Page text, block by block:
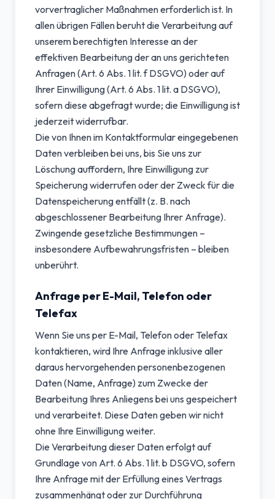
vorvertraglicher Maßnahmen erforderlich ist. In
allen übrigen Fällen beruht die Verarbeitung auf
unserem berechtigten Interesse an der
effektiven Bearbeitung der an uns gerichteten
Anfragen (Art. 6 Abs. 1 lit. f DSGVO) oder auf
Ihrer Einwilligung (Art. 6 Abs. 1 lit. a DSGVO),
sofern diese abgefragt wurde; die Einwilligung ist
jederzeit widerrufbar.
Die von Ihnen im Kontaktformular eingegebenen
Daten verbleiben bei uns, bis Sie uns zur
Löschung auffordern, Ihre Einwilligung zur
Speicherung widerrufen oder der Zweck für die
Datenspeicherung entfällt (z. B. nach
abgeschlossener Bearbeitung Ihrer Anfrage).
Zwingende gesetzliche Bestimmungen –
insbesondere Aufbewahrungsfristen – bleiben
unberührt.
Anfrage per E-Mail, Telefon oder
Telefax
Wenn Sie uns per E-Mail, Telefon oder Telefax
kontaktieren, wird Ihre Anfrage inklusive aller
daraus hervorgehenden personenbezogenen
Daten (Name, Anfrage) zum Zwecke der
Bearbeitung Ihres Anliegens bei uns gespeichert
und verarbeitet. Diese Daten geben wir nicht
ohne Ihre Einwilligung weiter.
Die Verarbeitung dieser Daten erfolgt auf
Grundlage von Art. 6 Abs. 1 lit. b DSGVO, sofern
Ihre Anfrage mit der Erfüllung eines Vertrags
zusammenhängt oder zur Durchführung